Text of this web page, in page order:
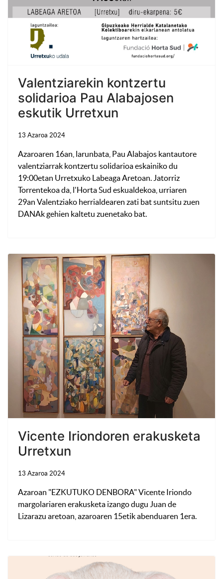
Valentziarekin kontzertu
solidarioa Pau Alabajosen
eskutik Urretxun
13 Azaroa 2024
Azaroaren 16an, larunbata, Pau Alabajos kantautore
valentziarrak kontzertu solidarioa eskainiko du
19:00etan Urretxuko Labeaga Aretoan. Jatorriz
Torrentekoa da, l'Horta Sud eskualdekoa, urriaren
29an Valentziako herrialdearen zati bat suntsitu zuen
DANAk gehien kaltetu zuenetako bat.
Vicente Iriondoren erakusketa
Urretxun
13 Azaroa 2024
Azaroan "EZKUTUKO DENBORA" Vicente Iriondo
margolariaren erakusketa izango dugu Juan de
Lizarazu aretoan, azaroaren 15etik abenduaren 1era.